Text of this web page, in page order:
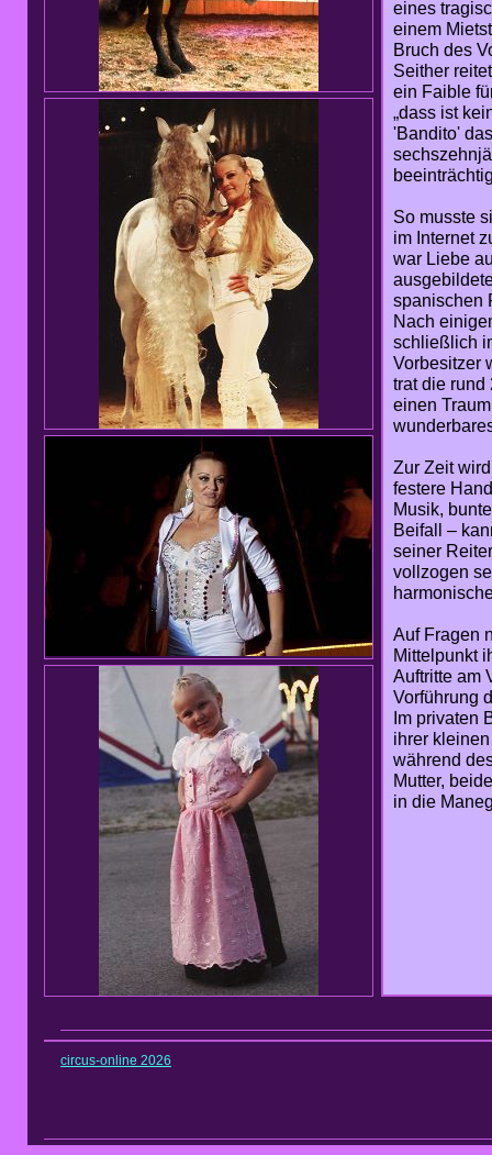
circus-online 2026
eines
einem
Bruch des
Seither
ein Faible
„dass ist
'Bandito'
So musste
im Internet
war Liebe
spanischen
Nach
schließlich
Vorbesitzer
trat die rund
einen
Zur Zeit
festere
Musik,
Beifall –
seiner
vollzogen
Auf Fragen
Mittelpunkt
Auftritte am
Vorführung
Im privaten
ihrer
während
Mutter,
in die